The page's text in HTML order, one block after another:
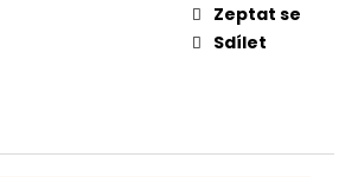
Zeptat se
Sdílet